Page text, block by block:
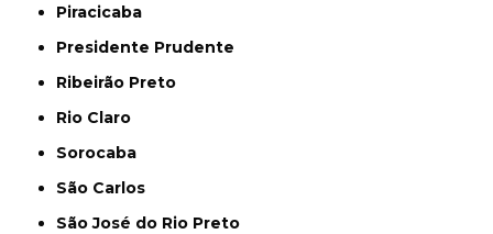
Piracicaba
Presidente Prudente
Ribeirão Preto
Rio Claro
Sorocaba
São Carlos
São José do Rio Preto